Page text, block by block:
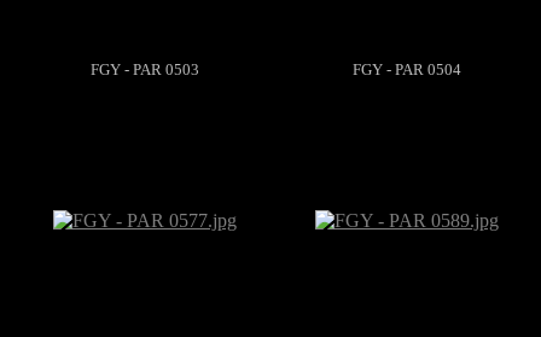
FGY - PAR 0503 FGY - PAR 0504